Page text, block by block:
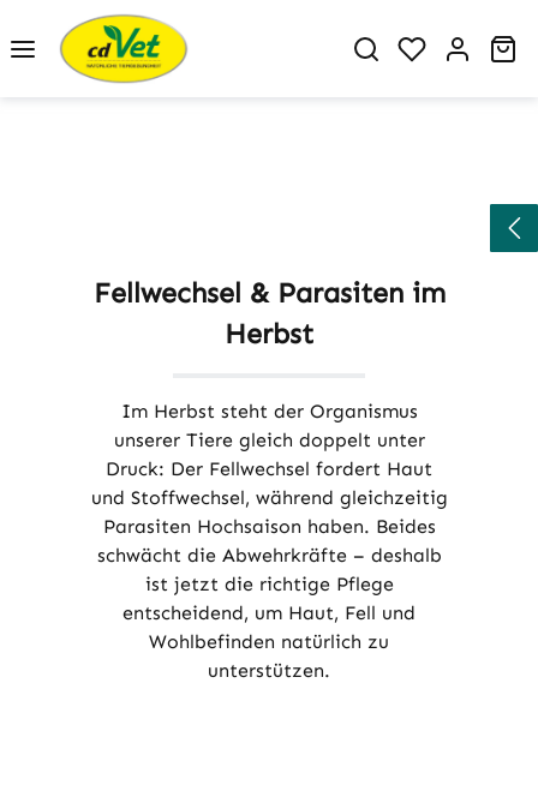
Zum Hauptinhalt springen
Du hast 0
Fellwechsel & Parasiten im
Herbst
Im Herbst steht der Organismus
unserer Tiere gleich doppelt unter
Druck: Der Fellwechsel fordert Haut
und Stoffwechsel, während gleichzeitig
Parasiten Hochsaison haben. Beides
schwächt die Abwehrkräfte – deshalb
ist jetzt die richtige Pflege
entscheidend, um Haut, Fell und
Wohlbefinden natürlich zu
unterstützen.